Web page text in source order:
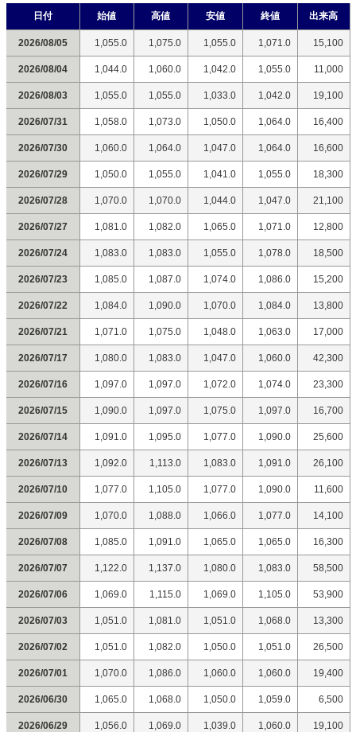
日付 始値 高値 安値 終値 出来高
2026/08/05 1,055.0 1,075.0 1,055.0 1,071.0 15,100
2026/08/04 1,044.0 1,060.0 1,042.0 1,055.0 11,000
2026/08/03 1,055.0 1,055.0 1,033.0 1,042.0 19,100
2026/07/31 1,058.0 1,073.0 1,050.0 1,064.0 16,400
2026/07/30 1,060.0 1,064.0 1,047.0 1,064.0 16,600
2026/07/29 1,050.0 1,055.0 1,041.0 1,055.0 18,300
2026/07/28 1,070.0 1,070.0 1,044.0 1,047.0 21,100
2026/07/27 1,081.0 1,082.0 1,065.0 1,071.0 12,800
2026/07/24 1,083.0 1,083.0 1,055.0 1,078.0 18,500
2026/07/23 1,085.0 1,087.0 1,074.0 1,086.0 15,200
2026/07/22 1,084.0 1,090.0 1,070.0 1,084.0 13,800
2026/07/21 1,071.0 1,075.0 1,048.0 1,063.0 17,000
2026/07/17 1,080.0 1,083.0 1,047.0 1,060.0 42,300
2026/07/16 1,097.0 1,097.0 1,072.0 1,074.0 23,300
2026/07/15 1,090.0 1,097.0 1,075.0 1,097.0 16,700
2026/07/14 1,091.0 1,095.0 1,077.0 1,090.0 25,600
2026/07/13 1,092.0 1,113.0 1,083.0 1,091.0 26,100
2026/07/10 1,077.0 1,105.0 1,077.0 1,090.0 11,600
2026/07/09 1,070.0 1,088.0 1,066.0 1,077.0 14,100
2026/07/08 1,085.0 1,091.0 1,065.0 1,065.0 16,300
2026/07/07 1,122.0 1,137.0 1,080.0 1,083.0 58,500
2026/07/06 1,069.0 1,115.0 1,069.0 1,105.0 53,900
2026/07/03 1,051.0 1,081.0 1,051.0 1,068.0 13,300
2026/07/02 1,051.0 1,082.0 1,050.0 1,051.0 26,500
2026/07/01 1,070.0 1,086.0 1,060.0 1,060.0 19,400
2026/06/30 1,065.0 1,068.0 1,050.0 1,059.0 6,500
2026/06/29 1,056.0 1,069.0 1,039.0 1,060.0 19,100